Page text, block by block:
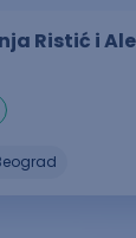
Ristić i
Beograd